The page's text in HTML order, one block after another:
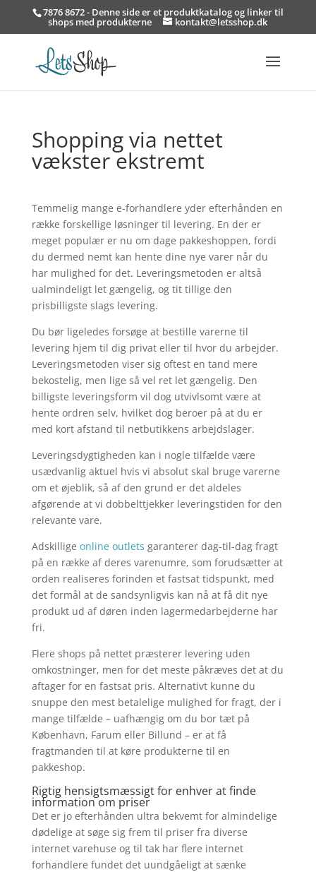
7876 8672 - Denne side er et produktkatalog og linker til
shops med produkterne kontakt@letsshop.dk
Shopping via nettet
vækster ekstremt
Temmelig mange e-forhandlere yder efterhånden en
række forskellige løsninger til levering. En der er
meget populær er nu om dage pakkeshoppen, fordi
du dermed nemt kan hente dine nye varer når du
har mulighed for det. Leveringsmetoden er altså
ualmindeligt let gængelig, og tit tillige den
prisbilligste slags levering.
Du bør ligeledes forsøge at bestille varerne til
levering hjem til dig privat eller til hvor du arbejder.
Leveringsmetoden viser sig oftest en tand mere
bekostelig, men lige så vel ret let gængelig. Den
billigste leveringsform vil dog utvivlsomt være at
hente ordren selv, hvilket dog beroer på at du er
med kort afstand til netbutikkens arbejdslager.
Leveringsdygtigheden kan i nogle tilfælde være
usædvanlig aktuel hvis vi absolut skal bruge varerne
om et øjeblik, så af den grund er det aldeles
afgørende at vi dobbelttjekker leveringstiden for den
relevante vare.
Adskillige online outlets garanterer dag-til-dag fragt
på en række af deres varenumre, som forudsætter at
orden realiseres forinden et fastsat tidspunkt, med
det formål at de sandsynligvis kan nå at få dit nye
produkt ud af døren inden lagermedarbejderne har
fri.
Flere shops på nettet præsterer levering uden
omkostninger, men for det meste påkræves det at du
aftager for en fastsat pris. Alternativt kunne du
snuppe den mest betalelige mulighed for fragt, der i
mange tilfælde – uafhængig om du bor tæt på
København, Farum eller Billund – er at få
fragtmanden til at køre produkterne til en
pakkeshop.
Rigtig hensigtsmæssigt for enhver at finde
information om priser
Det er jo efterhånden ultra bekvemt for almindelige
dødelige at søge sig frem til priser fra diverse
internet varehuse og til tak har flere internet
forhandlere fundet det uundgåeligt at sænke